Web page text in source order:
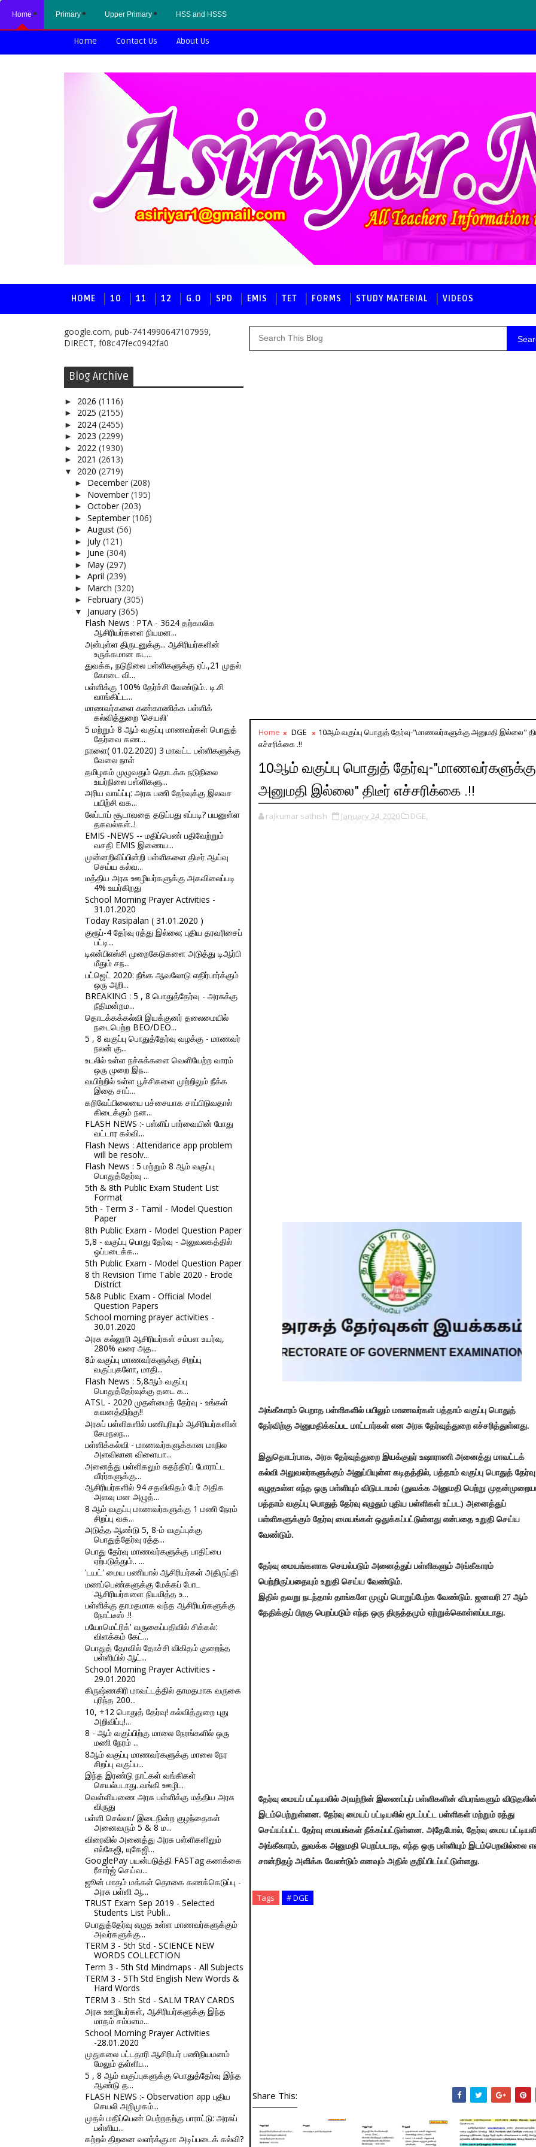
Home Primary Upper Primary HSS and HSSS
Home Contact Us About Us
HOME 10 11 12 G.O SPD EMIS TET FORMS STUDY MATERIAL VIDEOS
google.com, pub-7414990647107959,
DIRECT, f08c47fec0942fa0
Blog Archive
► 2026 (1116)
► 2025 (2155)
► 2024 (2455)
► 2023 (2299)
► 2022 (1930)
► 2021 (2613)
▼ 2020 (2719)
► December(208)
► November(195)
► October(203)
► September(106)
► August (56)
► July (121)
► June (304)
► May (297)
► April (239)
► March (320)
► February (305)
▼ January (365)
Flash News : PTA - 3624 தற்காலிக
ஆசிரியர்களை நியமன...
அன்புள்ள திருடனுக்கு... ஆசிரியர்களின்
உருக்கமான கட...
துவக்க, நடுநிலை பள்ளிகளுக்கு ஏப்.,21 முதல்
கோடை வி...
பள்ளிக்கு 100% தேர்ச்சி வேண்டும்.. டி.சி
வாங்கிட்ட...
மாணவர்களை கண்காணிக்க பள்ளிக்
கல்வித்துறை 'செயலி'
5 மற்றும் 8 ஆம் வகுப்பு மாணவர்கள் பொதுத்
தேர்வை கண...
நாளை( 01.02.2020) 3 மாவட்ட பள்ளிகளுக்கு
வேலை நாள்
தமிழகம் முழுவதும் தொடக்க நடுநிலை
உயர்நிலை பள்ளிகளு...
அரிய வாய்ப்பு: அரசு பணி தேர்வுக்கு இலவச
பயிற்சி வக...
லேப்டாப் சூடாவதை தடுப்பது எப்படி? பயனுள்ள
தகவல்கள்..!
EMIS -NEWS -- மதிப்பெண் பதிவேற்றும்
வசதி EMIS இணைய...
முன்னறிவிப்பின்றி பள்ளிகளை திடீர் ஆய்வு
செய்ய கல்வ...
மத்திய அரசு ஊழியர்களுக்கு அகவிலைப்படி
4% உயர்கிறது
School Morning Prayer Activities -
31.01.2020
Today Rasipalan ( 31.01.2020 )
குரூப்-4 தேர்வு ரத்து இல்லை; புதிய தரவரிசைப்
பட்டி...
டிஎன்பிஎஸ்சி முறைகேடுகளை அடுத்து டிஆர்பி
மீதும் சந...
பட்ஜெட் 2020: நீங்க ஆவலோடு எதிர்பார்க்கும்
ஒரு அறி...
BREAKING : 5 , 8 பொதுத்தேர்வு - அரசுக்கு
நீதிமன்றம...
தொடக்கக்கல்வி இயக்குனர் தலைமையில்
நடைபெற்ற BEO/DEO...
5 , 8 வகுப்பு பொதுத்தேர்வு வழக்கு - மாணவர்
நலன் கு...
உடலில் உள்ள நச்சுக்களை வெளியேற்ற வாரம்
ஒரு முறை இந...
வயிற்றில் உள்ள பூச்சிகளை முற்றிலும் நீக்க
இதை சாப்...
கறிவேப்பிலையை பச்சையாக சாப்பிடுவதால்
கிடைக்கும் நன...
FLASH NEWS :- பள்ளிப் பார்வையின் போது
வட்டார கல்வி...
Flash News : Attendance app problem
will be resolv...
Flash News : 5 மற்றும் 8 ஆம் வகுப்பு
பொதுத்தேர்வு ...
5th & 8th Public Exam Student List
Format
5th - Term 3 - Tamil - Model Question
Paper
8th Public Exam - Model Question Paper
5,8 - வகுப்பு பொது தேர்வு - அலுவலகத்தில்
ஒப்படைக்க...
5th Public Exam - Model Question Paper
8 th Revision Time Table 2020 - Erode
District
5&8 Public Exam - Official Model
Question Papers
School morning prayer activities -
30.01.2020
அரசு கல்லூரி ஆசிரியர்கள் சம்பள உயர்வு,
280% வரை அத...
8ம் வகுப்பு மாணவர்களுக்கு சிறப்பு
வகுப்புகளோ, மாதி...
Flash News : 5,8ஆம் வகுப்பு
பொதுத்தேர்வுக்கு தடை க...
ATSL - 2020 முதன்மைத் தேர்வு - உங்கள்
கவனத்திற்கு!!
அரசுப் பள்ளிகளில் பணிபுரியும் ஆசிரியர்களின்
சேமநலந...
பள்ளிக்கல்வி - மாணவர்களுக்கான மாநில
அளவிலான விளையா...
அனைத்து பள்ளிகலும் சுதந்திரப் போராட்ட
வீரர்களுக்கு...
ஆசிரியர்களில் 94 சதவிகிதம் பேர் அதிக
அளவு மன அழுத்...
8 ஆம் வகுப்பு மாணவர்களுக்கு 1 மணி நேரம்
சிறப்பு வக...
அடுத்த ஆண்டு 5, 8-ம் வகுப்புக்கு
பொதுத்தேர்வு ரத்த...
பொது தேர்வு மாணவர்களுக்கு பாதிப்பை
ஏற்படுத்தும்.. ...
'டயட்' மைய பணியால் ஆசிரியர்கள் அதிருப்தி
மணப்பெண்களுக்கு மேக்கப் போட
ஆசிரியர்களை நியமித்த உ...
பள்ளிக்கு தாமதமாக வந்த ஆசிரியர்களுக்கு
நோட்டீஸ் .!!
பயோமெட்ரிக்' வருகைப்பதிவில் சிக்கல்:
விளக்கம் கேட்...
பொதுத் தோவில் தோச்சி விகிதம் குறைந்த
பள்ளியில் ஆட்...
School Morning Prayer Activities -
29.01.2020
கிருஷ்ணகிரி மாவட்டத்தில் தாமதமாக வருகை
புரிந்த 200...
10, +12 பொதுத் தேர்வு! கல்வித்துறை புது
அறிவிப்பு!...
8 - ஆம் வகுப்பிற்கு மாலை நேரங்களில் ஒரு
மணி நேரம் ...
8ஆம் வகுப்பு மாணவர்களுக்கு மாலை நேர
சிறப்பு வகுப்ப...
இந்த இரண்டு நாட்கள் வங்கிகள்
செயல்படாது..வங்கி ஊழி...
வெள்ளியணை அரசு பள்ளிக்கு மத்திய அரசு
விருது
பள்ளி செல்லா/ இடைநின்ற குழந்தைகள்
அனைவரும் 5 & 8 ம...
விரைவில் அனைத்து அரசு பள்ளிகளிலும்
எல்கேஜி, யுகேஜி...
GooglePay பயன்படுத்தி FASTag கணக்கை
ரீசார்ஜ் செய்வ...
ஜூன் மாதம் மக்கள் தொகை கணக்கெடுப்பு -
அரசு பள்ளி ஆ...
TRUST Exam Sep 2019 - Selected
Students List Publi...
பொதுத்தேர்வு எழுத உள்ள மாணவர்களுக்கும்
அவர்களுக்கு...
TERM 3 - 5th Std - SCIENCE NEW
WORDS COLLECTION
Term 3 - 5th Std Mindmaps - All Subjects
TERM 3 - 5Th Std English New Words &
Hard Words
TERM 3 - 5th Std - SALM TRAY CARDS
அரசு ஊழியர்கள், ஆசிரியர்களுக்கு இந்த
மாதம் சம்பளம...
School Morning Prayer Activities
-28.01.2020
முதுகலை பட்டதாரி ஆசிரியர் பணிநியமனம்
மேலும் தள்ளிப...
5 , 8 ஆம் வகுப்புகளுக்கு பொதுத்தேர்வு இந்த
ஆண்டு த...
FLASH NEWS :- Observation app புதிய
செயலி அறிமுகம்...
முதல் மதிப்பெண் பெற்றதற்கு பாராட்டு: அரசுப்
பள்ளிய...
கற்றல் திறனை வளர்க்குமா அடிப்படைக் கல்வி?
Home DGE
10ஆம் வகுப்பு பொதுத் தேர்வு-"மாணவர்களுக்கு அனுமதி இல்லை"
எச்சரிக்கை .!!
10ஆம் வகுப்பு பொதுத் தேர்வு-"மாணவர்களுக்கு
அனுமதி இல்லை" திடீர் எச்சரிக்கை .!!
rajkumar sathish January 24, 2020 DGE,
அங்கீகாரம் பெறாத பள்ளிகளில் பயிலும் மாணவர்கள் பத்தாம் வகுப்பு பொதுத்
தேர்விற்கு அனுமதிக்கப்பட மாட்டார்கள் என அரசு தேர்வுத்துறை எச்சரித்துள்ளது.
இதுதொடர்பாக, அரசு தேர்வுத்துறை இயக்குநர் உஷாராணி அனைத்து மாவட்டக்
கல்வி அலுவலர்களுக்கும் அனுப்பியுள்ள கடிதத்தில், பத்தாம் வகுப்பு பொதுத் தேர்வு
எழுதஉள்ள எந்த ஒரு பள்ளியும் விடுபடாமல் (துவக்க அனுமதி பெற்று
பத்தாம் வகுப்பு பொதுத் தேர்வு எழுதும் புதிய பள்ளிகள் உட்பட) அனைத்துப்
பள்ளிகளுக்கும் தேர்வு மையங்கள் ஒதுக்கப்பட்டுள்ளது என்பதை உறுதி செய்ய
வேண்டும்.
தேர்வு மையங்களாக செயல்படும் அனைத்துப் பள்ளிகளும் அங்கீகாரம்
பெற்றிருப்பதையும் உறுதி செய்ய வேண்டும்.
இதில் தவறு நடந்தால் தாங்களே முழுப் பொறுப்பேற்க வேண்டும். ஜனவரி 27 ஆம்
தேதிக்குப் பிறகு பெறப்படும் எந்த ஒரு திருத்தமும் ஏற்றுக்கொள்ளப்படாது.
தேர்வு மையப் பட்டியலில் அவற்றின் இணைப்புப் பள்ளிகளின் விபரங்களும்
இடம்பெற்றுள்ளன. தேர்வு மையப் பட்டியலில் மூடப்பட்ட பள்ளிகள் மற்றும் ரத்து
செய்யப்பட்ட தேர்வு மையங்கள் நீக்கப்பட்டுள்ளன. அதேபோல், தேர்வு மைய
அங்கீகாரம், துவக்க அனுமதி பெறப்படாத, எந்த ஒரு பள்ளியும் இடம்பெறவில்லை
சான்றிதழ் அளிக்க வேண்டும் எனவும் அதில் குறிப்பிடப்பட்டுள்ளது.
Tags # DGE
Share This: